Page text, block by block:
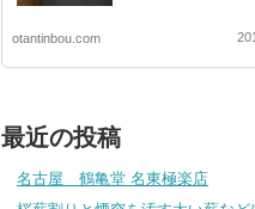
otantinbou.com
最近の投稿
名古屋 鶴亀堂 名東極楽店